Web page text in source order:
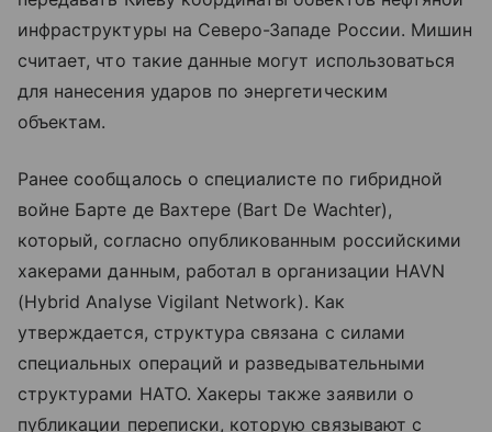
инфраструктуры на Северо-Западе России. Мишин
считает, что такие данные могут использоваться
для нанесения ударов по энергетическим
объектам.
Ранее сообщалось о специалисте по гибридной
войне Бартe де Вахтере (Bart De Wachter),
который, согласно опубликованным российскими
хакерами данным, работал в организации HAVN
(Hybrid Analyse Vigilant Network). Как
утверждается, структура связана с силами
специальных операций и разведывательными
структурами НАТО. Хакеры также заявили о
публикации переписки, которую связывают с